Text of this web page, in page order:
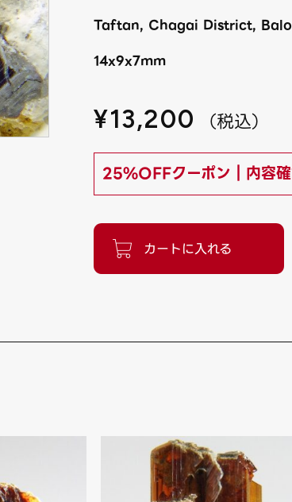
Taftan, Chagai District,
14x9x7mm
¥13,200 （税込）
25%OFFクーポン｜内容